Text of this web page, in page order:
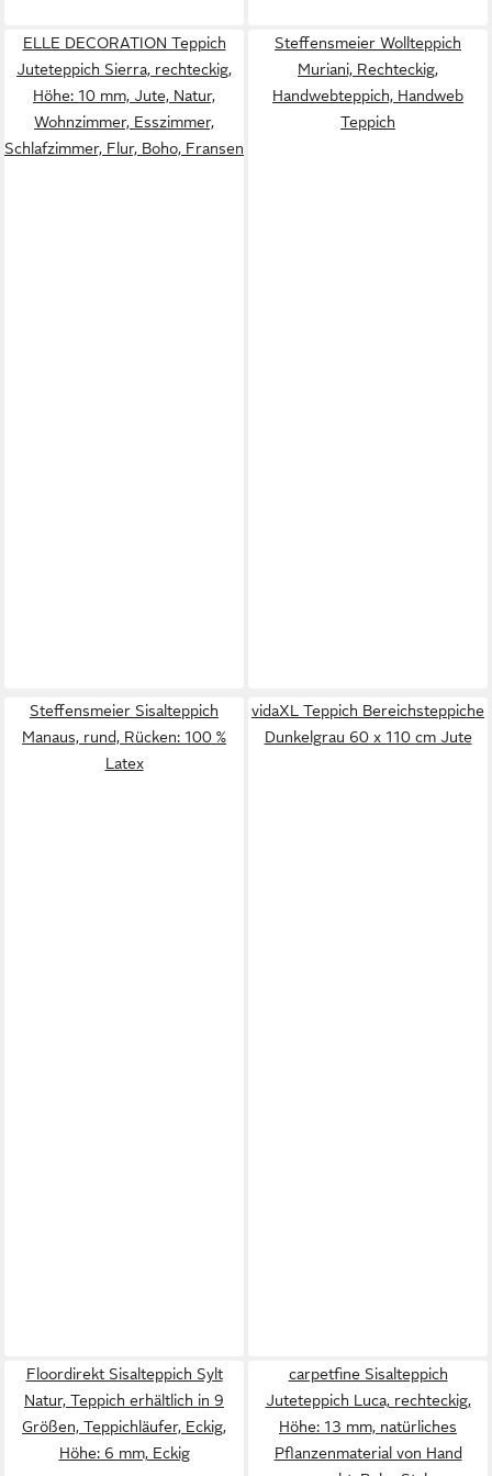
ELLE DECORATION Teppich
Juteteppich Sierra, rechteckig,
Höhe: 10 mm, Jute, Natur,
Wohnzimmer, Esszimmer,
Schlafzimmer, Flur, Boho, Fransen
Steffensmeier Wollteppich
Muriani, Rechteckig,
Handwebteppich, Handweb
Teppich
Steffensmeier Sisalteppich
Manaus, rund, Rücken: 100 %
Latex
vidaXL Teppich Bereichsteppiche
Dunkelgrau 60 x 110 cm Jute
Floordirekt Sisalteppich Sylt
Natur, Teppich erhältlich in 9
Größen, Teppichläufer, Eckig,
Höhe: 6 mm, Eckig
carpetfine Sisalteppich
Juteteppich Luca, rechteckig,
Höhe: 13 mm, natürliches
Pflanzenmaterial von Hand